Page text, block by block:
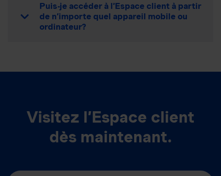
Puis-je accéder à l’Espace client à partir
de n’importe quel appareil mobile ou
ordinateur?
Visitez l’Espace client
dès maintenant.